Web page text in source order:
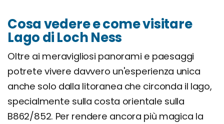
Cosa vedere e come visitare
Lago di Loch Ness
Oltre ai meravigliosi panorami e paesaggi
potrete vivere davvero un'esperienza unica
anche solo dalla litoranea che circonda il lago,
specialmente sulla costa orientale sulla
B862/852. Per rendere ancora più magica la